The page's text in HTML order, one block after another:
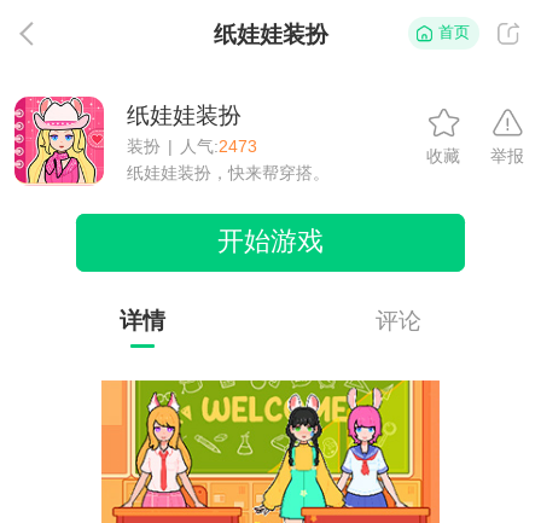
纸娃娃装扮 首页
纸娃娃装扮
装扮 | 人气:2473
纸娃娃装扮，快来帮穿搭。
收藏 举报
开始游戏
详情 评论